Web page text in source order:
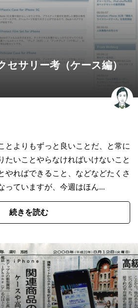
セサリー考（ケース編）
とよりもずっと良いことだ、と常に
たいことやらなければいけないこと
やればできること、などなどたくさ
っていますが、今週はほん...
続きを読む